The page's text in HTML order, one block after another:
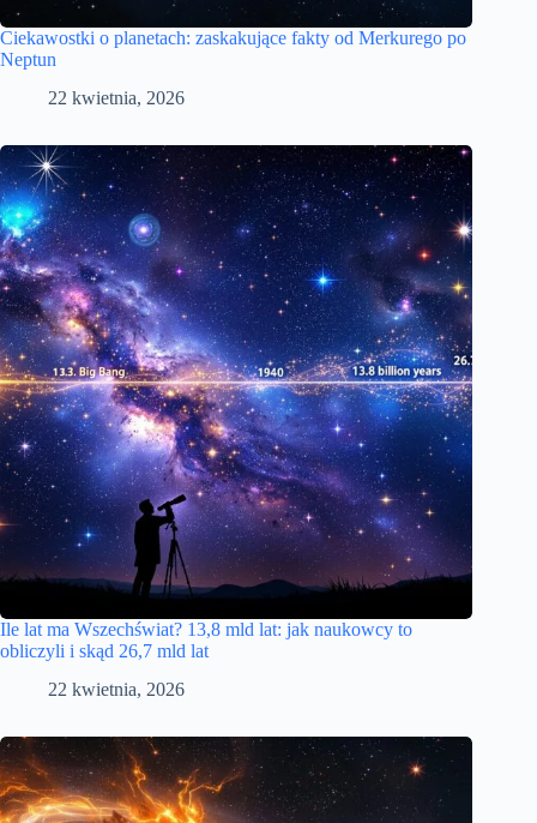
Ciekawostki o planetach: zaskakujące fakty od Merkurego po
Neptun
22 kwietnia, 2026
Ile lat ma Wszechświat? 13,8 mld lat: jak naukowcy to
obliczyli i skąd 26,7 mld lat
22 kwietnia, 2026